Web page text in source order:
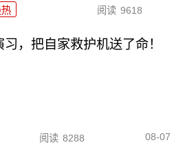
阅读 9618
，把自家救护机送了命！
阅读 8288 08-07